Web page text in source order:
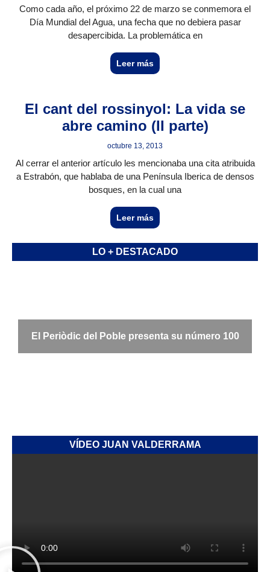
LO + DESTACADO
El Periòdic del Poble presenta su número 100
VÍDEO JUAN VALDERRAMA
Como cada año, el próximo 22 de marzo se conmemora el
Día Mundial del Agua, una fecha que no debiera pasar
desapercibida. La problemática en
Leer más
El cant del rossinyol: La vida se
abre camino (II parte)
octubre 13, 2013
Al cerrar el anterior artículo les mencionaba una cita atribuida
a Estrabón, que hablaba de una Península Iberica de densos
bosques, en la cual una
Leer más